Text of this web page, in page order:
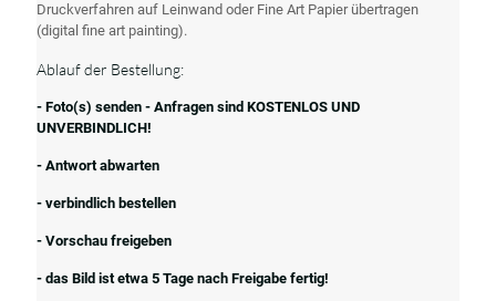
Druckverfahren auf Leinwand oder Fine Art Papier übertragen
(digital fine art painting).
Ablauf der Bestellung:
- Foto(s) senden - Anfragen sind KOSTENLOS UND
UNVERBINDLICH!
- Antwort abwarten
- verbindlich bestellen
- Vorschau freigeben
- das Bild ist etwa 5 Tage nach Freigabe fertig!